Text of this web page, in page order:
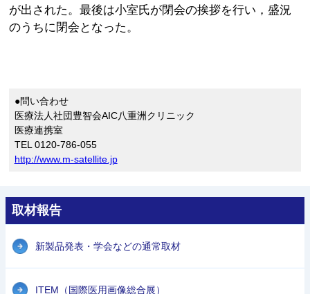
が出された。最後は小室氏が閉会の挨拶を行い，盛況
のうちに閉会となった。
●問い合わせ
医療法人社団豊智会AIC八重洲クリニック
医療連携室
TEL 0120-786-055
http://www.m-satellite.jp
取材報告
新製品発表・学会などの通常取材
ITEM（国際医用画像総合展）